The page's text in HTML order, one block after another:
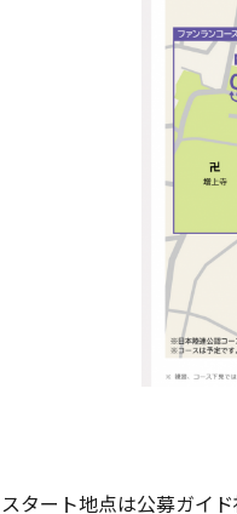
スタート地点は公募ガイ